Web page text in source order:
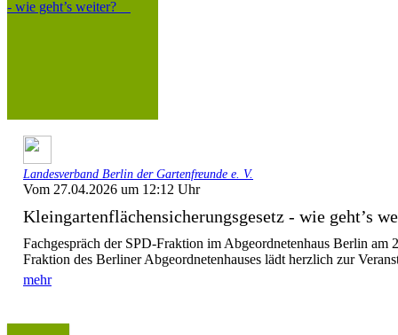
Landesverband Berlin der Gartenfreunde e. V.
Vom 27.04.2026 um 12:12 Uhr
Kleingartenflächensicherungsgesetz - wie geht’s
Fachgespräch der SPD-Fraktion im Abgeordnetenhaus Berlin
Fraktion des Berliner Abgeordnetenhauses lädt herzlich zur
mehr